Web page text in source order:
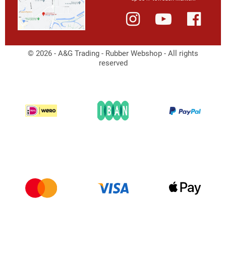
© 2026 - A&G Trading - Rubber Webshop - All rights
reserved